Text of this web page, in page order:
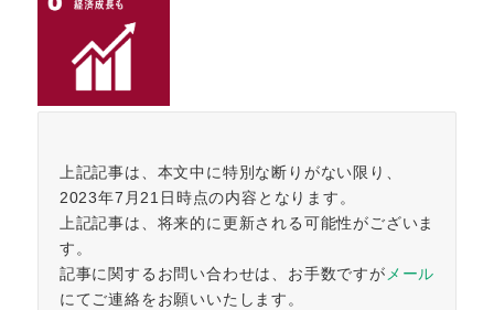
上記記事は、本文中に特別な断りがない限り、
2023年7月21日時点の内容となります。
上記記事は、将来的に更新される可能性がございま
す。
記事に関するお問い合わせは、お手数ですが メール
にてご連絡をお願いいたします。